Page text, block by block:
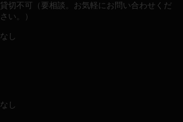
貸切不可（要相談。お気軽にお問い合わせくだ
さい。）
なし
なし